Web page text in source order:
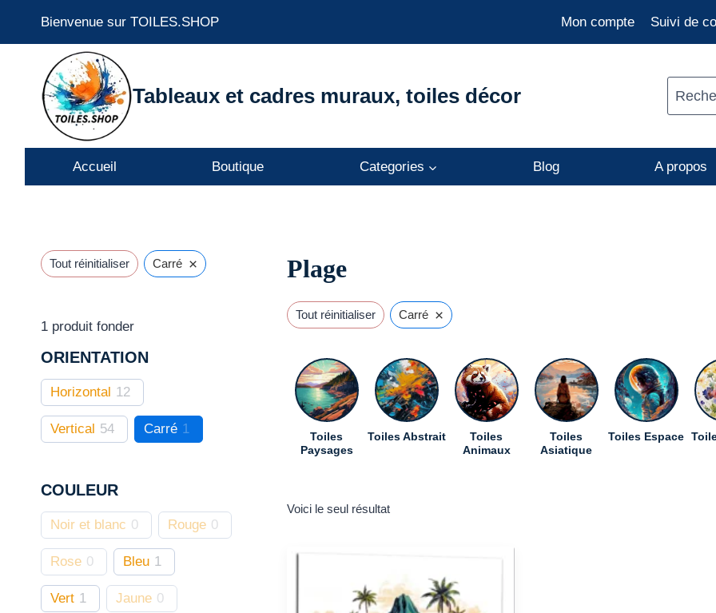
Bienvenue sur TOILES.SHOP Mon compte Suivi de
Tableaux et cadres muraux, toiles décor
Accueil Boutique Categories Blog A propos
Plage
Tout réinitialiser Carré ×
Toiles
Paysages
Toiles Abstrait
Toiles
Animaux
Toiles
Asiatique
Toiles Espace
Voici le seul résultat
Tout réinitialiser Carré ×
1 produit fonder
ORIENTATION
Horizontal 12
Vertical 54 Carré 1
COULEUR
Noir et blanc 0 Rouge 0
Rose 0 Bleu 1
Vert 1 Jaune 0